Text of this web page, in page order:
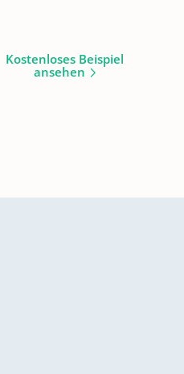
Kostenloses Beispiel
ansehen